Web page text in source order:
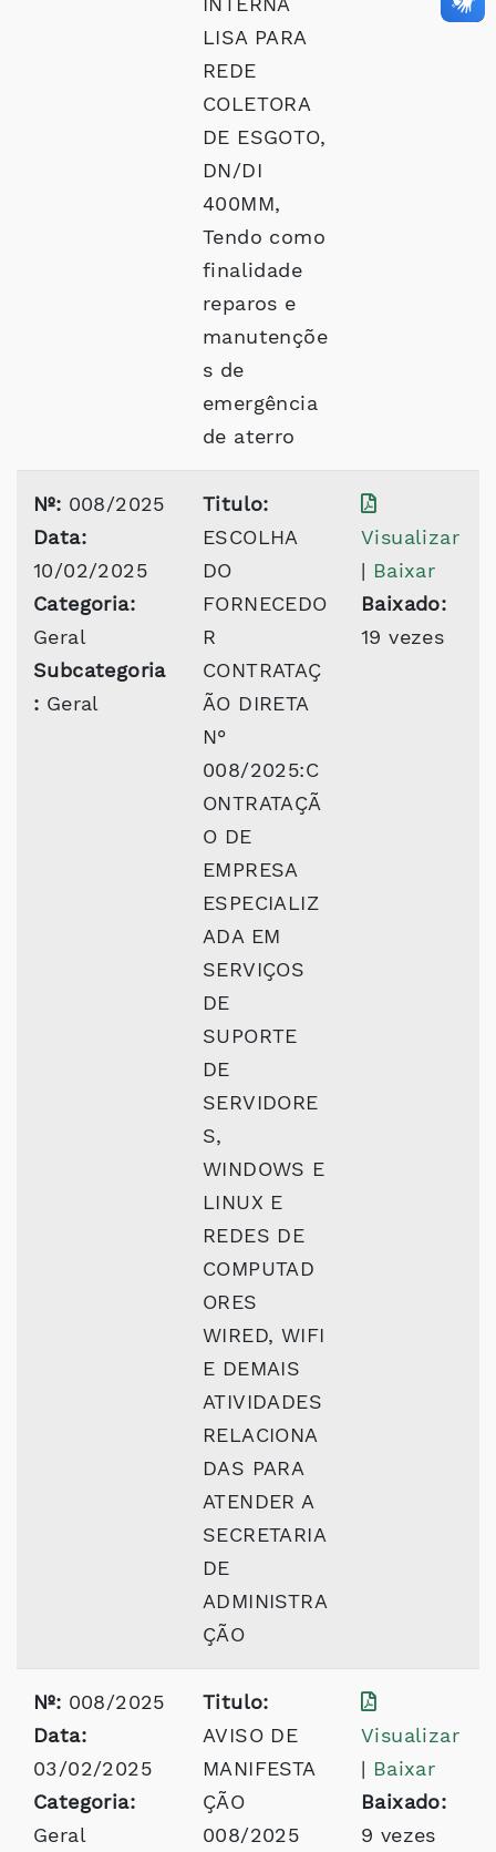
LISA PARA
REDE
COLETORA
DE ESGOTO,
DN/DI
400MM,
Tendo como
finalidade
reparos e
manutençõe
s de
emergência
de aterro
Nº: 008/2025
Data:
10/02/2025
Categoria:
Geral
Subcategoria
: Geral
Titulo:
ESCOLHA
DO
FORNECEDO
R
CONTRATAÇ
ÃO DIRETA
N°
008/2025:C
ONTRATAÇÃ
O DE
EMPRESA
ESPECIALIZ
ADA EM
SERVIÇOS
DE
SUPORTE
DE
SERVIDORE
S,
WINDOWS E
LINUX E
REDES DE
COMPUTAD
ORES
WIRED, WIFI
E DEMAIS
ATIVIDADES
RELACIONA
DAS PARA
ATENDER A
SECRETARIA
DE
ADMINISTRA
ÇÃO
Visualizar
| Baixar
Baixado:
19 vezes
Nº: 008/2025
Data:
03/02/2025
Categoria:
Geral
Titulo:
AVISO DE
MANIFESTA
ÇÃO
008/2025
Visualizar
| Baixar
Baixado:
9 vezes